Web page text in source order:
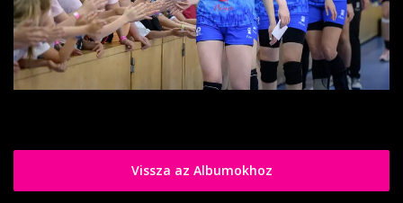
Vissza az Albumokhoz